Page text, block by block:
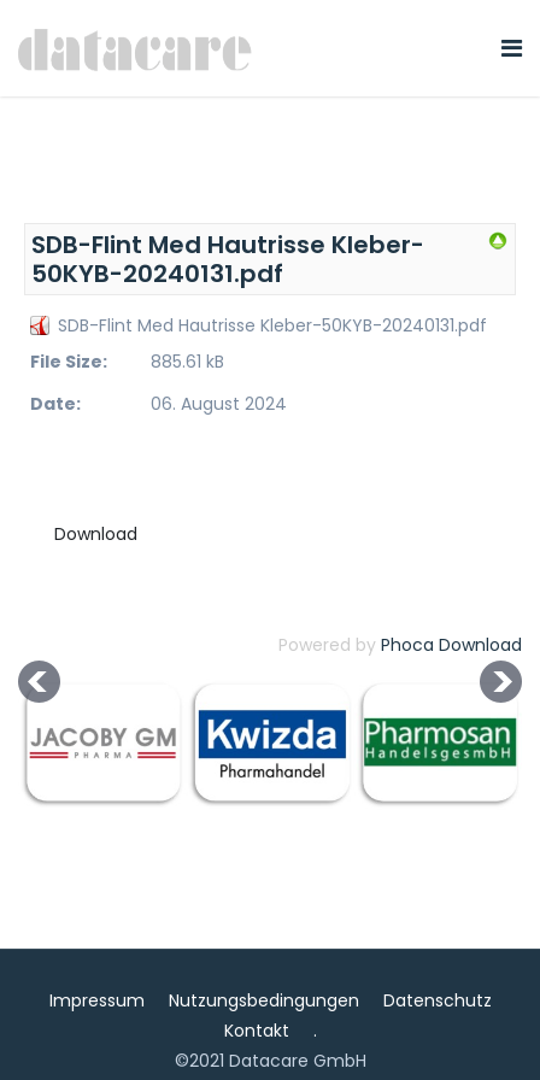
SDB-Flint Med Hautrisse Kleber-
50KYB-20240131.pdf
SDB-Flint Med Hautrisse Kleber-50KYB-20240131.pdf
File Size:
885.61 kB
Date:
06. August 2024
Powered by Phoca Download
Impressum Nutzungsbedingungen
Datenschutz
Kontakt
.
©2021 Datacare GmbH